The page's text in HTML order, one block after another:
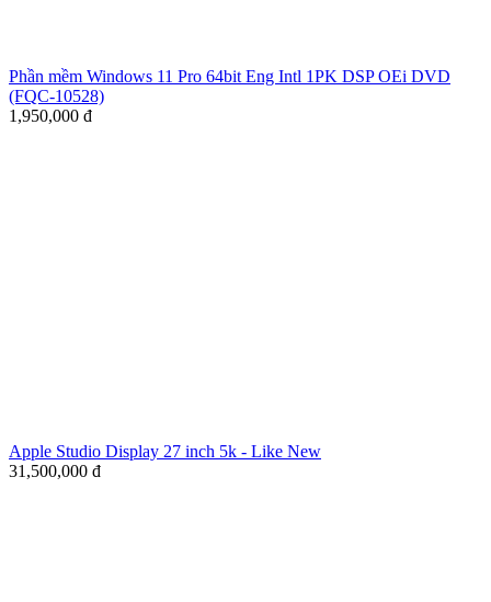
Phần mềm Windows 11 Pro 64bit Eng Intl 1PK DSP OEi DVD
(FQC-10528)
1,950,000 đ
Apple Studio Display 27 inch 5k - Like New
31,500,000 đ